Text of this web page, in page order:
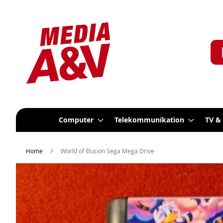
Computer Telekommunikation TV
Home World of Illusion Sega Mega Drive
Ende
der
Bildergalerie
springen